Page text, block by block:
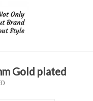
Gold plated